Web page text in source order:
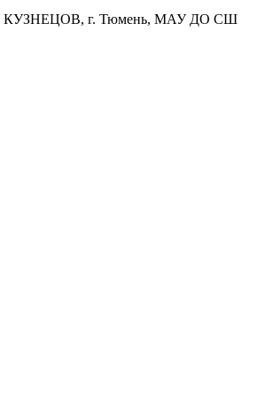
КУЗНЕЦОВ, г. Тюмень, МАУ ДО СШ